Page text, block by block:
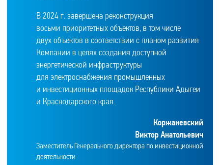
Коржаневский
Виктор Анатольевич
Заместитель Генерального директора по инвестиционной
деятельности
В 2024 г. завершена реконструкция
восьми приоритетных объектов, в том числе
двух объектов в соответствии с планом развития
Компании в целях создания доступной
энергетической инфраструктуры
для электроснабжения промышленных
и инвестиционных площадок Республики Адыгеи
и Краснодарского края.